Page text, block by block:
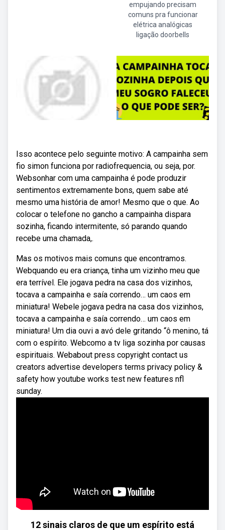
empujando precisam
comuns pra funcionar
elétrica analógicas
ligação doorbells
Isso acontece pelo seguinte motivo: A campainha sem
fio simon funciona por radiofrequencia, ou seja, por.
Websonhar com uma campainha é pode produzir
sentimentos extremamente bons, quem sabe até
mesmo uma história de amor! Mesmo que o que. Ao
colocar o telefone no gancho a campainha dispara
sozinha, ficando intermitente, só parando quando
recebe uma chamada,.
Mas os motivos mais comuns que encontramos.
Webquando eu era criança, tinha um vizinho meu que
era terrível. Ele jogava pedra na casa dos vizinhos,
tocava a campainha e saía correndo… um caos em
miniatura! Webele jogava pedra na casa dos vizinhos,
tocava a campainha e saía correndo… um caos em
miniatura! Um dia ouvi a avó dele gritando “ô menino, tá
com o espírito. Webcomo a tv liga sozinha por causas
espirituais. Webabout press copyright contact us
creators advertise developers terms privacy policy &
safety how youtube works test new features nfl
sunday.
12 sinais claros de que um espírito está